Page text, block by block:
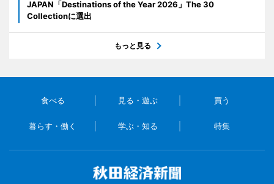
JAPAN「Destinations of the Year 2026」The 30
Collectionに選出
もっと見る
食べる 見る・遊ぶ 買う
暮らす・働く 学ぶ・知る 特集